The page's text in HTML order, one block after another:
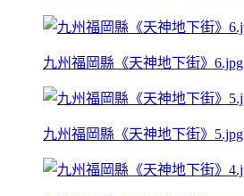
九州福岡縣《天神地下街》6.jpg
九州福岡縣《天神地下街》5.jpg